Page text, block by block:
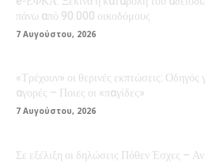
πάνω από 90.000 οικοδόμους
7 Αυγούστου, 2026
«Τρέχουν» οι θερινές εκπτώσεις: Οδηγός
αγορές – Ποιες οι «παγίδες»
7 Αυγούστου, 2026
Σε εξέλιξη οι δηλώσεις Πόθεν Έσχες –